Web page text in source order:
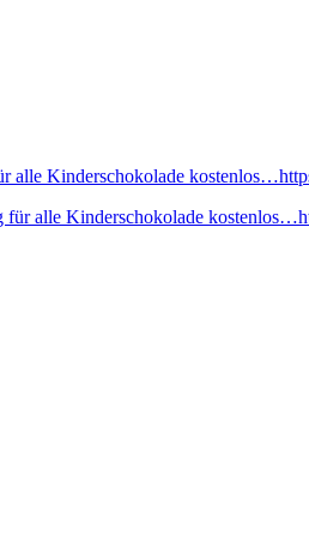
alle Kinderschokolade
für alle Kinderschokolade